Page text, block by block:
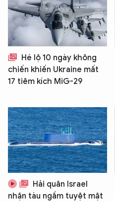
Hé lộ 10 ngày không
chiến khiến Ukraine mất
17 tiêm kích MiG-29
Hải quân Israel
nhận tàu ngầm tuyệt mật